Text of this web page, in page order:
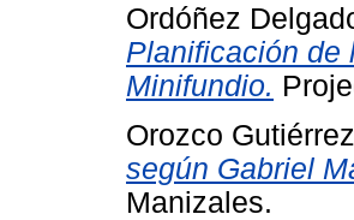
Ordóñez
Planificación de
Minifundio.
Orozco
según Gabriel
Manizales.